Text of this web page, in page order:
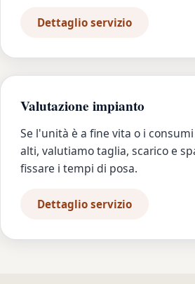
Dettaglio servizio
Valutazione impianto
Se l'unità è a fine vita o i
alti, valutiamo taglia, scarico e
fissare i tempi di posa.
Dettaglio servizio